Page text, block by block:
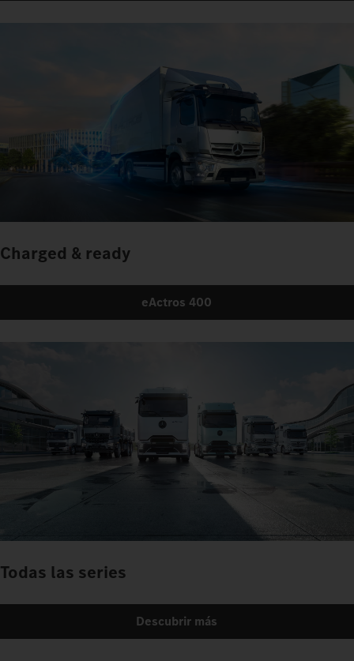
Charged to change
eActros 600
Charged & ready